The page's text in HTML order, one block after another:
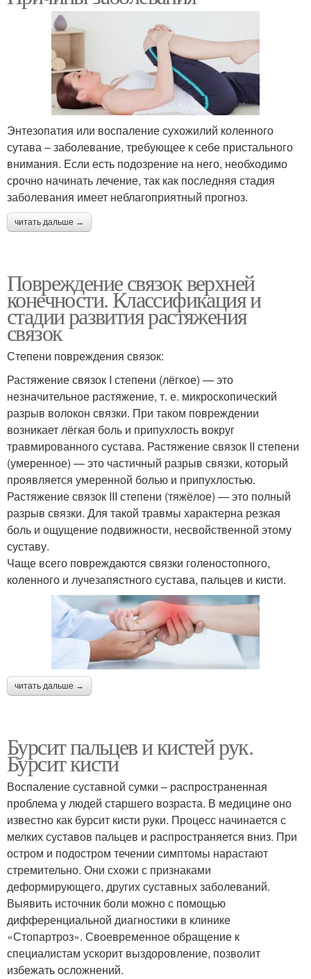
Энтезопатия или воспаление сухожилий коленного
сутава – заболевание, требующее к себе пристального
внимания. Если есть подозрение на него, необходимо
срочно начинать лечение, так как последняя стадия
заболевания имеет неблагоприятный прогноз.
читать дальше →
Повреждение связок верхней
конечности. Классификация и
стадии развития растяжения
связок
Степени повреждения связок:
Растяжение связок I степени (лёгкое) — это
незначительное растяжение, т. е. микроскопический
разрыв волокон связки. При таком повреждении
возникает лёгкая боль и припухлость вокруг
травмированного сустава. Растяжение связок II степени
(умеренное) — это частичный разрыв связки, который
проявляется умеренной болью и припухлостью.
Растяжение связок III степени (тяжёлое) — это полный
разрыв связки. Для такой травмы характерна резкая
боль и ощущение подвижности, несвойственной этому
суставу.
Чаще всего повреждаются связки голеностопного,
коленного и лучезапястного сустава, пальцев и кисти.
читать дальше →
Бурсит пальцев и кистей рук.
Бурсит кисти
Воспаление суставной сумки – распространенная
проблема у людей старшего возраста. В медицине оно
известно как бурсит кисти руки. Процесс начинается с
мелких суставов пальцев и распространяется вниз. При
остром и подостром течении симптомы нарастают
стремительно. Они схожи с признаками
деформирующего, других суставных заболеваний.
Выявить источник боли можно с помощью
дифференциальной диагностики в клинике
«Стопартроз». Своевременное обращение к
специалистам ускорит выздоровление, позволит
избежать осложнений.